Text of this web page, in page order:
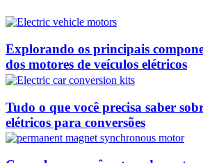
Explorando os principais
dos motores de veículos elétricos
Tudo o que você precisa saber
elétricos para conversões